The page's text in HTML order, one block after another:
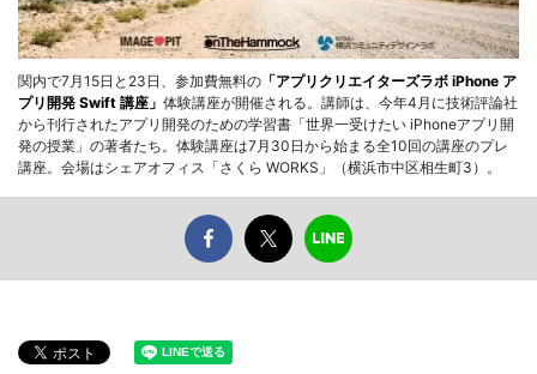
関内で7月15日と23日、参加費無料の 「アプリクリエイターズラボ iPhone ア
プリ開発 Swift 講座」 体験講座が開催される。講師は、今年4月に技術評論社
から刊行されたアプリ開発のための学習書「世界一受けたい iPhoneアプリ開
発の授業」の著者たち。体験講座は7月30日から始まる全10回の講座のプレ
講座。会場はシェアオフィス「さくら WORKS」（横浜市中区相生町3）。